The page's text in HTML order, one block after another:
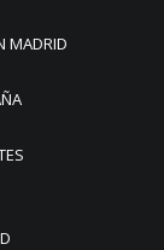
MADRID